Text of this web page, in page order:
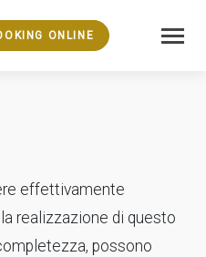
ONLINE
effettivamente
realizzazione di questo
possono